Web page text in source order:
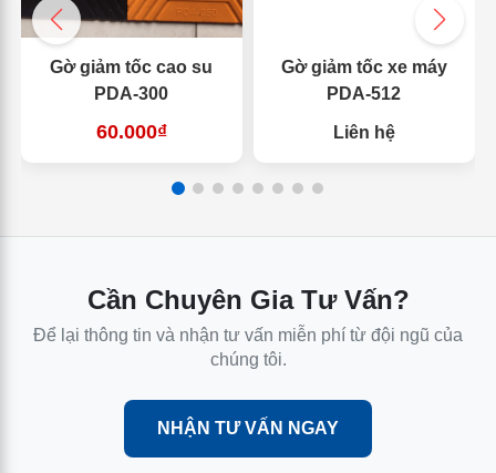
Gờ giảm tốc cao su
PDA-300
60.000₫
Gờ giảm tốc xe máy
PDA-512
Liên hệ
Cần Chuyên Gia Tư Vấn?
Để lại thông tin và nhận tư vấn miễn phí từ đội ngũ của
chúng tôi.
NHẬN TƯ VẤN NGAY